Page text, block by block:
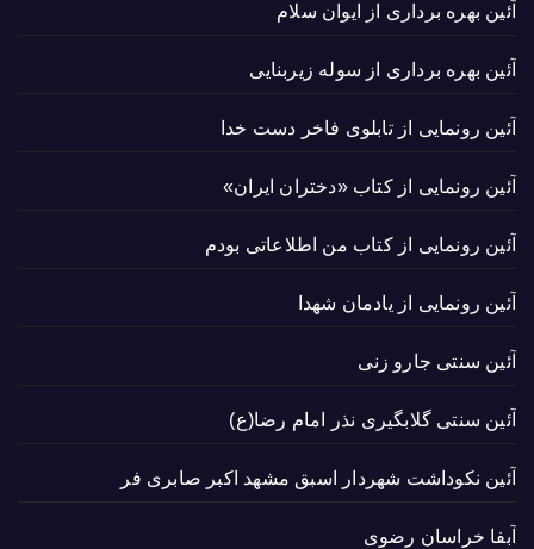
آئین بهره برداری از ایوان سلام
آئین بهره برداری از سوله زیربنایی
آئین رونمایی از تابلوی فاخر دست خدا
آئین رونمایی از کتاب «دختران ایران»
آئین رونمایی از کتاب من اطلاعاتی بودم
آئین رونمایی از یادمان شهدا
آئین سنتی جارو زنی
آئین سنتی گلابگیری نذر امام رضا(ع)
آئین نکوداشت شهردار اسبق مشهد اکبر صابری فر
آبفا خراسان رضوی